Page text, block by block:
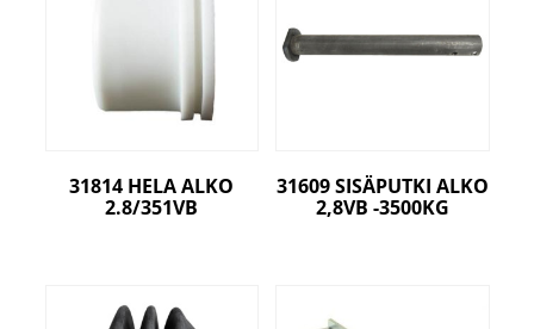
31814 HELA ALKO
2.8/351VB
31609 SISÄPUTKI ALKO
2,8VB -3500KG